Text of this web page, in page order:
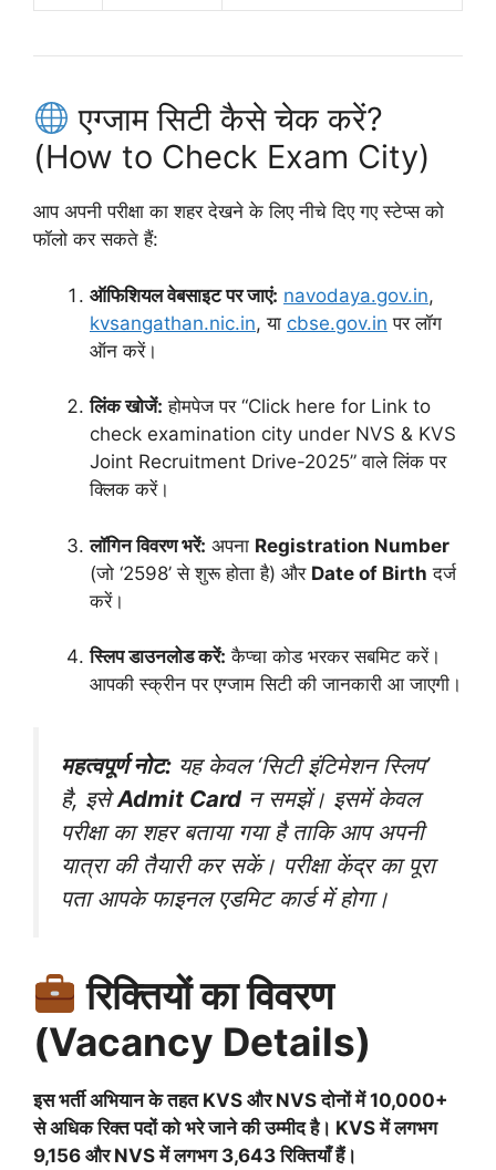
एग्जाम सिटी कैसे चेक करें?
(How to Check Exam City)
आप अपनी परीक्षा का शहर देखने के लिए नीचे दिए गए स्टेप्स को
फॉलो कर सकते हैं:
ऑफिशियल वेबसाइट पर जाएं: navodaya.gov.in,
kvsangathan.nic.in, या cbse.gov.in पर लॉग
ऑन करें।
लिंक खोजें: होमपेज पर “Click here for Link to
check examination city under NVS & KVS
Joint Recruitment Drive-2025” वाले लिंक पर
क्लिक करें।
लॉगिन विवरण भरें: अपना Registration Number
(जो ‘2598’ से शुरू होता है) और Date of Birth दर्ज
करें।
स्लिप डाउनलोड करें: कैप्चा कोड भरकर सबमिट करें।
आपकी स्क्रीन पर एग्जाम सिटी की जानकारी आ जाएगी।
महत्वपूर्ण नोट: यह केवल ‘सिटी इंटिमेशन स्लिप’
है, इसेAdmit Cardन समझें। इसमें केवल
परीक्षा का शहर बताया गया है ताकि आप अपनी
यात्रा की तैयारी कर सकें। परीक्षा केंद्र का पूरा
पता आपके फाइनल एडमिट कार्ड में होगा।
रिक्तियों का विवरण
(Vacancy Details)
इस भर्ती अभियान के तहत KVS और NVS दोनों में 10,000+
से अधिक रिक्त पदों को भरे जाने की उम्मीद है। KVS में लगभग
9,156 और NVS में लगभग 3,643 रिक्तियाँ हैं।